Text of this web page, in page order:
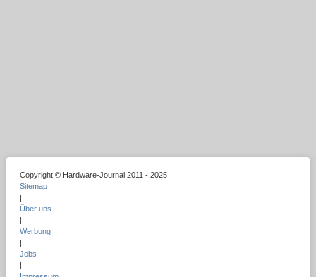
Copyright © Hardware-Journal 2011 - 2025
Sitemap
|
Über uns
|
Werbung
|
Jobs
|